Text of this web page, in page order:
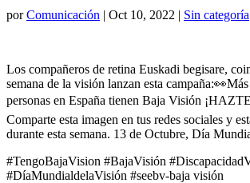
porComunicación | Oct 10, 2022 | Sin categoría
Los compañeros de retina Euskadi begisare,
semana de la visión lanzan esta
personas en España tienen Baja Visión
Comparte esta imagen en tus redes sociales y
durante esta semana. 13 de Octubre, Día
#TengoBajaVision #BajaVisión
#DíaMundialdelaVisión #seebv-baja visión